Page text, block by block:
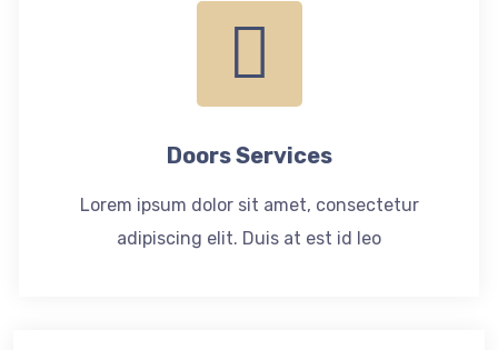
Doors Services
Lorem ipsum dolor sit amet, consectetur
adipiscing elit. Duis at est id leo